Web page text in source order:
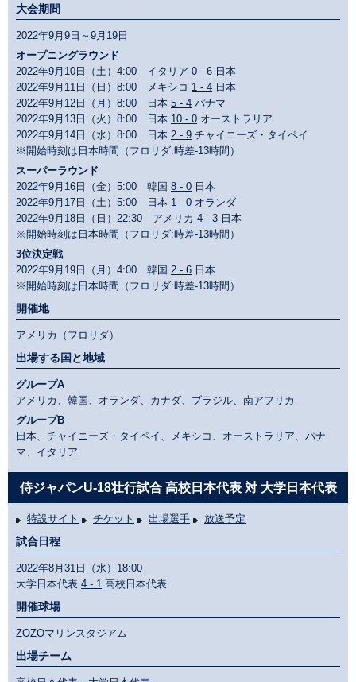
大会期間
2022年9月9日～9月19日
オープニングラウンド
2022年9月10日（土）4:00 イタリア 0 - 6 日本
2022年9月11日（日）8:00 メキシコ 1 - 4 日本
2022年9月12日（月）8:00 日本 5 - 4 パナマ
2022年9月13日（火）8:00 日本 10 - 0 オーストラリア
2022年9月14日（水）8:00 日本 2 - 9 チャイニーズ・タイペイ
※開始時刻は日本時間（フロリダ:時差-13時間）
スーパーラウンド
2022年9月16日（金）5:00 韓国 8 - 0 日本
2022年9月17日（土）5:00 日本 1 - 0 オランダ
2022年9月18日（日）22:30 アメリカ 4 - 3 日本
※開始時刻は日本時間（フロリダ:時差-13時間）
3位決定戦
2022年9月19日（月）4:00 韓国 2 - 6 日本
※開始時刻は日本時間（フロリダ:時差-13時間）
開催地
アメリカ（フロリダ）
出場する国と地域
グループA
アメリカ、韓国、オランダ、カナダ、ブラジル、南アフリカ
グループB
日本、チャイニーズ・タイペイ、メキシコ、オーストラリア、パナ
マ、イタリア
侍ジャパンU-18壮行試合 高校日本代表 対 大学日本代表
特設サイト チケット 出場選手 放送予定
試合日程
2022年8月31日（水）18:00
大学日本代表 4 - 1 高校日本代表
開催球場
ZOZOマリンスタジアム
出場チーム